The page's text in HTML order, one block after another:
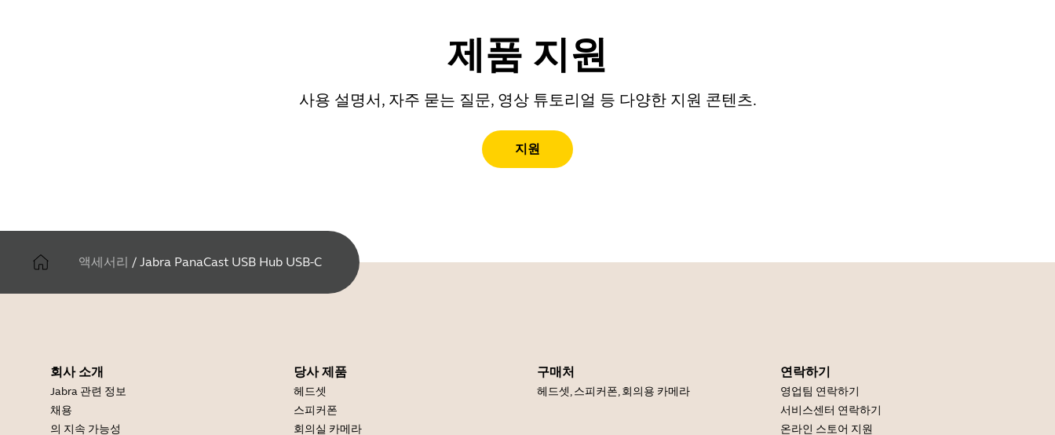
제품 지원
사용 설명서, 자주 묻는 질문, 영상 튜토리얼 등 다양한 지원 콘텐츠.
지원
액세서리 / Jabra PanaCast USB Hub USB-C
회사 소개
Jabra 관련 정보
채용
의 지속 가능성
당사 제품
헤드셋
스피커폰
회의실 카메라
구매처
헤드셋, 스피커폰, 회의용 카메라
연락하기
영업팀 연락하기
서비스센터 연락하기
온라인 스토어 지원